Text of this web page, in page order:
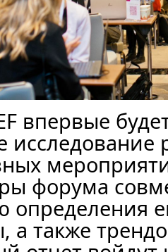
впервые
исследование
форума
определения
а также